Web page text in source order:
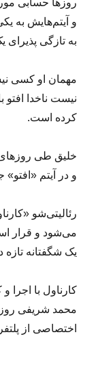
روزها حسابی
و آیتم‌هایش به
به تازگی
مهمان او کسی
نیست ناخدا افتو
کرده است.
خلیق طی روزهای
و در آیتم
رئالیتی‌شو
می‌شود و قرار
یک شگفتانه تازه
کارناول با اجرا
محمد شریفی
اختصاصی از